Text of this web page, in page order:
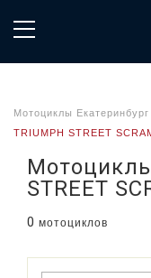
Мотоциклы Екатеринбург
TRIUMPH STREET
STREET
0 мотоциклов